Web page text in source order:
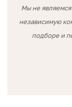
Мы не
независимую
подборе и